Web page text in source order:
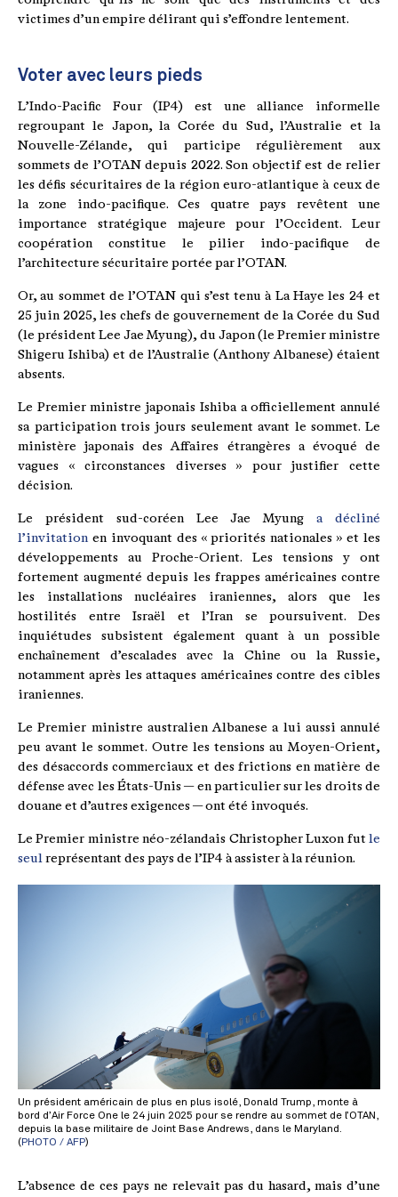
victimes d’un empire délirant qui s’effondre lentement.
Voter avec leurs pieds
L’Indo-Pacific Four (IP4) est une alliance informelle
regroupant le Japon, la Corée du Sud, l’Australie et la
Nouvelle-Zélande, qui participe régulièrement aux
sommets de l’OTAN depuis 2022. Son objectif est de relier
les défis sécuritaires de la région euro-atlantique à ceux de
la zone indo-pacifique. Ces quatre pays revêtent une
importance stratégique majeure pour l’Occident. Leur
coopération constitue le pilier indo-pacifique de
l’architecture sécuritaire portée par l’OTAN.
Or, au sommet de l’OTAN qui s’est tenu à La Haye les 24 et
25 juin 2025, les chefs de gouvernement de la Corée du Sud
(le président Lee Jae Myung), du Japon (le Premier ministre
Shigeru Ishiba) et de l’Australie (Anthony Albanese) étaient
absents.
Le Premier ministre japonais Ishiba a officiellement annulé
sa participation trois jours seulement avant le sommet. Le
ministère japonais des Affaires étrangères a évoqué de
vagues « circonstances diverses » pour justifier cette
décision.
Le président sud-coréen Lee Jae Myunga décliné
l’invitation en invoquant des « priorités nationales » et les
développements au Proche-Orient. Les tensions y ont
fortement augmenté depuis les frappes américaines contre
les installations nucléaires iraniennes, alors que les
hostilités entre Israël et l’Iran se poursuivent. Des
inquiétudes subsistent également quant à un possible
enchaînement d’escalades avec la Chine ou la Russie,
notamment après les attaques américaines contre des cibles
iraniennes.
Le Premier ministre australien Albanese a lui aussi annulé
peu avant le sommet. Outre les tensions au Moyen-Orient,
des désaccords commerciaux et des frictions en matière de
défense avec les États-Unis — en particulier sur les droits de
douane et d’autres exigences — ont été invoqués.
Le Premier ministre néo-zélandais Christopher Luxon fut le
seul représentant des pays de l’IP4 à assister à la réunion.
Un président américain de plus en plus isolé, Donald Trump, monte à
bord d’Air Force One le 24 juin 2025 pour se rendre au sommet de l’OTAN,
depuis la base militaire de Joint Base Andrews, dans le Maryland.
( PHOTO / AFP)
L’absence de ces pays ne relevait pas du hasard, mais d’une